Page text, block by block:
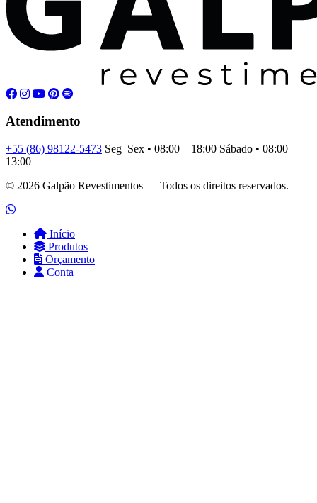
Atendimento
+55 (86) 98122-5473 Seg–Sex • 08:00 – 18:00 Sábado • 08:00 –
13:00
© 2026 Galpão Revestimentos — Todos os direitos reservados.
Início
Produtos
Orçamento
Conta